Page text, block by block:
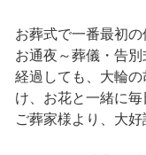
お葬式で一番最初の
お通夜～葬儀・告
経過しても、大輪
け、お花と一緒に
ご葬家様より、大好